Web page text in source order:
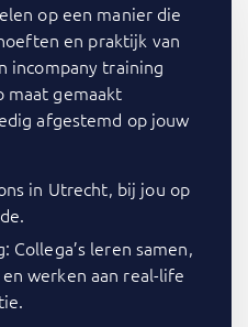
op een manier die
en praktijk van
incompany training
maat gemaakt
afgestemd op jouw
in Utrecht, bij jou op
Collega’s leren samen,
werken aan real-life